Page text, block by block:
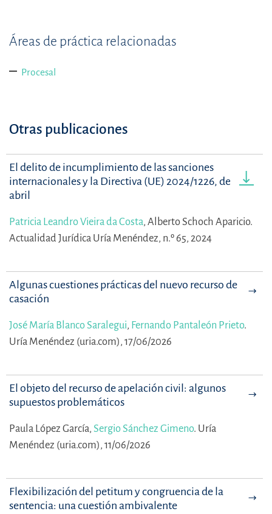
Áreas de práctica relacionadas
Procesal
Otras publicaciones
El delito de incumplimiento de las sanciones
internacionales y la Directiva (UE) 2024/1226, de 24 de
abril
Patricia Leandro Vieira da Costa, Alberto Schoch Aparicio.
Actualidad Jurídica Uría Menéndez, n.º 65, 2024
Algunas cuestiones prácticas del nuevo recurso de
casación
José María Blanco Saralegui, Fernando Pantaleón Prieto.
Uría Menéndez (uria.com), 17/06/2026
El objeto del recurso de apelación civil: algunos
supuestos problemáticos
Paula López García, Sergio Sánchez Gimeno. Uría
Menéndez (uria.com), 11/06/2026
Flexibilización del petitum y congruencia de la
sentencia: una cuestión ambivalente